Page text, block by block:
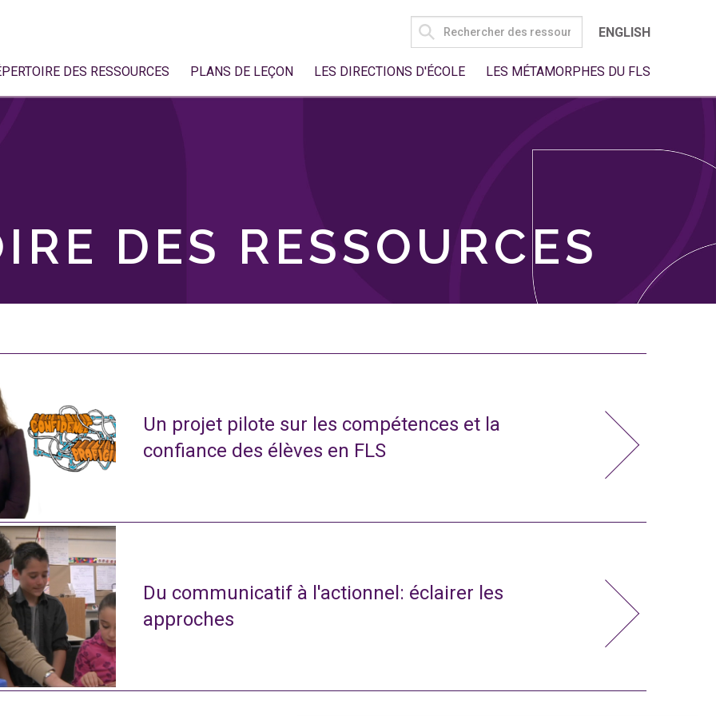
SEARCH
FOR:
ENGLISH
DES RESSOURCES PLANS DE LEÇON LES DIRECTIONS D'ÉCOLE LES MÉTAMORPHES DU FLS
DES RESSOURCES
Un projet pilote sur les compétences et la
confiance des élèves en FLS
Du communicatif à l'actionnel: éclairer les
approches